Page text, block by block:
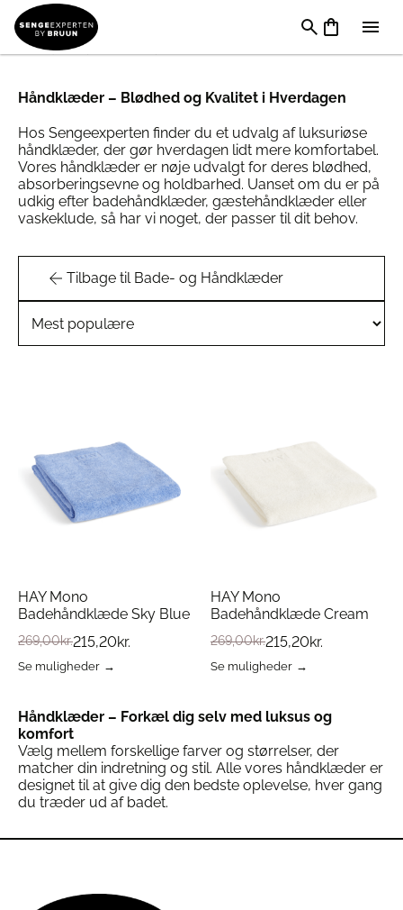
Håndklæder 70 x 140 cm
Håndklæder – Blødhed og Kvalitet i Hverdagen
Hos Sengeexperten finder du et udvalg af luksuriøse
håndklæder, der gør hverdagen lidt mere komfortabel.
Vores håndklæder er nøje udvalgt for deres blødhed,
absorberingsevne og holdbarhed. Uanset om du er på
udkig efter badehåndklæder, gæstehåndklæder eller
vaskeklude, så har vi noget, der passer til dit behov.
Tilbage til Bade- og Håndklæder
HAY Mono
Badehåndklæde Sky Blue
269,00kr.215,20kr.
Se muligheder
har
flere
varianter.
Mulighederne
kan
vælges
varesiden
HAY Mono
Badehåndklæde Cream
269,00kr.215,20kr.
Se muligheder
har
varianter.
Mulighederne
kan
vælges
varesiden
Håndklæder – Forkæl dig selv med luksus og
komfort
Vælg mellem forskellige farver og størrelser, der
matcher din indretning og stil. Alle vores håndklæder er
designet til at give dig den bedste oplevelse, hver gang
du træder ud af badet.